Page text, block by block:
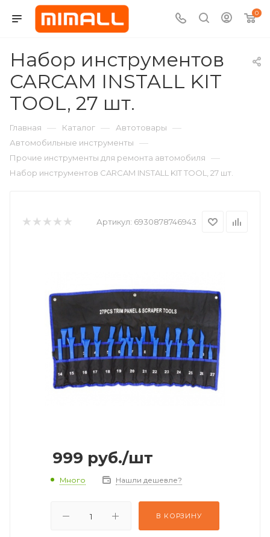
0
Набор инструментов
CARCAM INSTALL KIT
TOOL, 27 шт.
Главная — Каталог — Автотовары —
Автомобильные инструменты —
Прочие инструменты для ремонта автомобиля —
Набор инструментов CARCAM INSTALL KIT TOOL, 27 шт.
Артикул: 6930878746943
999 руб./шт
Много Нашли дешевле?
В КОРЗИНУ